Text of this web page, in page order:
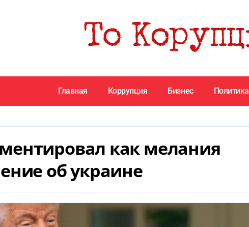
Главная Коррупция Бизнес Политика
как мелания
об украине